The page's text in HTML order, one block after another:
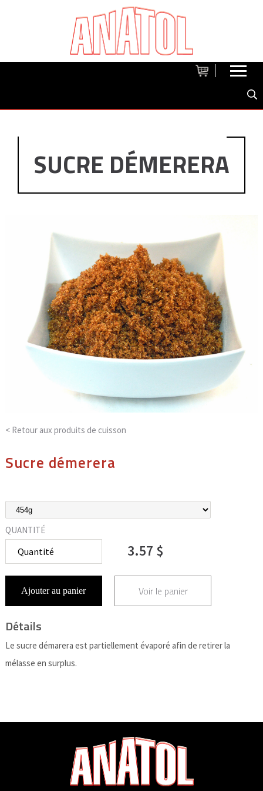
SUCRE DÉMERERA
< Retour aux produits de cuisson
Sucre démerera
QUANTITÉ
3.57 $
Ajouter au panier Voir le panier
Détails
Le sucre démarera est partiellement évaporé afin de retirer la
mélasse en surplus.